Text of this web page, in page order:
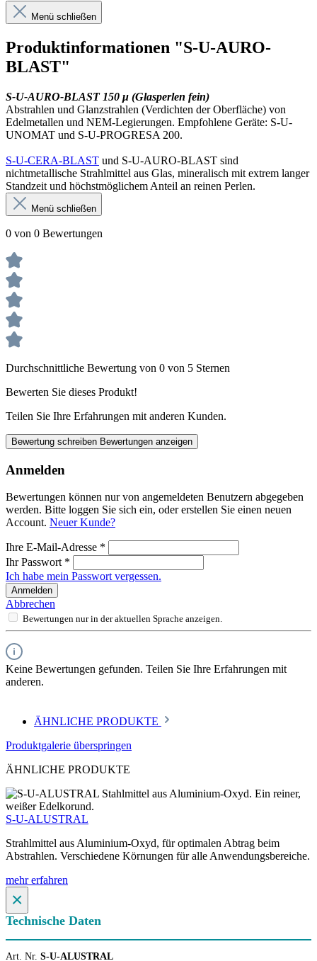
Menü schließen
Produktinformationen "S-U-AURO-
BLAST"
S-U-AURO-BLAST 150 μ (Glasperlen fein)
Abstrahlen und Glanzstrahlen (Verdichten der Oberfläche) von
Edelmetallen und NEM-Legierungen. Empfohlene Geräte: S-U-
UNOMAT und S-U-PROGRESA 200.
S-U-CERA-BLAST und S-U-AURO-BLAST sind
nichtmetallische Strahlmittel aus Glas, mineralisch mit extrem langer
Standzeit und höchstmöglichem Anteil an reinen Perlen.
Menü schließen
0 von 0 Bewertungen
Durchschnittliche Bewertung von 0 von 5 Sternen
Bewerten Sie dieses Produkt!
Teilen Sie Ihre Erfahrungen mit anderen Kunden.
Bewertung schreiben Bewertungen anzeigen
Anmelden
Bewertungen können nur von angemeldeten Benutzern abgegeben
werden. Bitte loggen Sie sich ein, oder erstellen Sie einen neuen
Account. Neuer Kunde?
Ihre E-Mail-Adresse *
Ihr Passwort *
Ich habe mein Passwort vergessen.
Anmelden
Abbrechen
Bewertungen nur in der aktuellen Sprache anzeigen.
Keine Bewertungen gefunden. Teilen Sie Ihre Erfahrungen mit
anderen.
ÄHNLICHE PRODUKTE
Produktgalerie überspringen
ÄHNLICHE PRODUKTE
S-U-ALUSTRAL
Strahlmittel aus Aluminium-Oxyd, für optimalen Abtrag beim
Abstrahlen. Verschiedene Körnungen für alle Anwendungsbereiche.
mehr erfahren
×
Technische Daten
Art. Nr. S-U-ALUSTRAL